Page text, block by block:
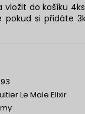
vložit do košíku
pokud si přidáte
Le Male Elixir